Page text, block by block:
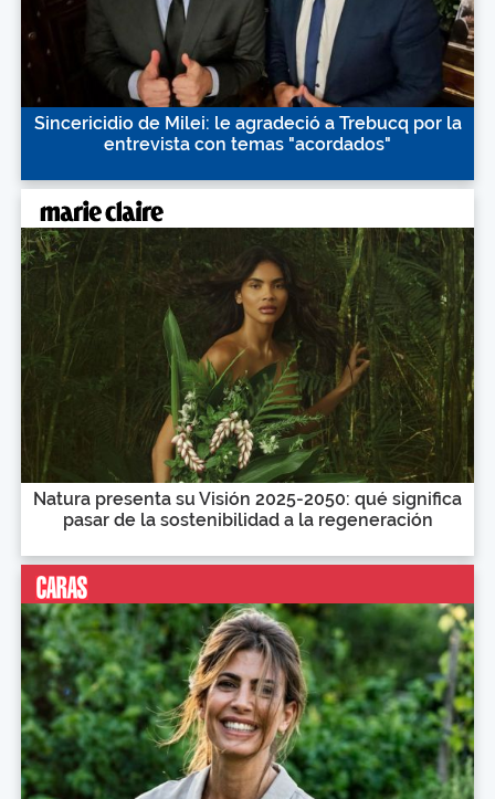
Sincericidio de Milei: le agradeció a Trebucq por la
entrevista con temas "acordados"
Natura presenta su Visión 2025-2050: qué significa
pasar de la sostenibilidad a la regeneración